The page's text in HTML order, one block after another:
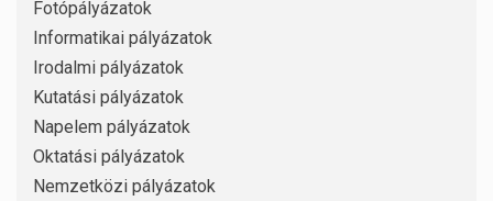
Fotópályázatok
Informatikai pályázatok
Irodalmi pályázatok
Kutatási pályázatok
Napelem pályázatok
Oktatási pályázatok
Nemzetközi pályázatok